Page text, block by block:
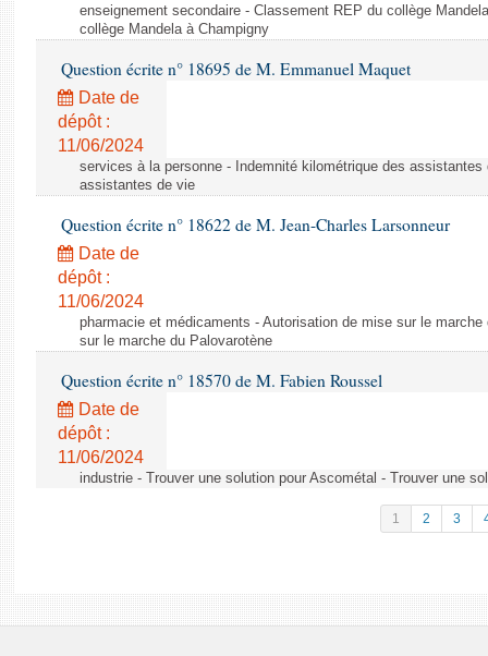
enseignement secondaire - Classement REP du collège
collège Mandela à Champigny
Question écrite n° 18695 de M. Emmanuel Maquet
Date de
dépôt :
11/06/2024
services à la personne - Indemnité kilométrique des
assistantes de vie
Question écrite n° 18622 de M. Jean-Charles Larsonneur
Date de
dépôt :
11/06/2024
pharmacie et médicaments - Autorisation de mise sur le
sur le marche du Palovarotène
Question écrite n° 18570 de M. Fabien Roussel
Date de
dépôt :
11/06/2024
industrie - Trouver une solution pour Ascométal - Trouver une
1 2 3